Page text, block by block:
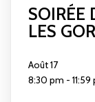
SOIRÉE
LES
Août17
8:30 pm -